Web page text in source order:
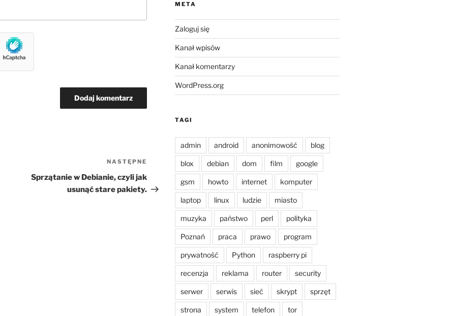
Następny
wpis
NASTĘPNE
Sprzątanie w Debianie, czyli jak
usunąć stare pakiety.
META
Zaloguj się
Kanał wpisów
Kanał komentarzy
WordPress.org
TAGI
admin android anonimowość blog
blox debian dom film google
gsm howto internet komputer
laptop linux ludzie miasto
muzyka państwo perl polityka
Poznań praca prawo program
prywatność Python raspberry pi
recenzja reklama router security
serwer serwis sieć skrypt sprzęt
strona system telefon tor